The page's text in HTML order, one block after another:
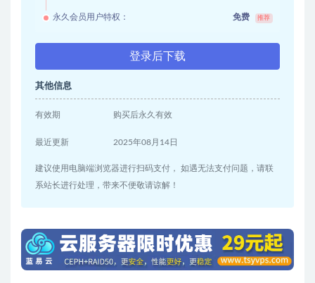
永久会员用户特权： 免费 推荐
登录后下载
其他信息
有效期 购买后永久有效
最近更新 2025年08月14日
建议使用电脑端浏览器进行扫码支付， 如遇无法支付问题，请联
系站长进行处理，带来不便敬请谅解！